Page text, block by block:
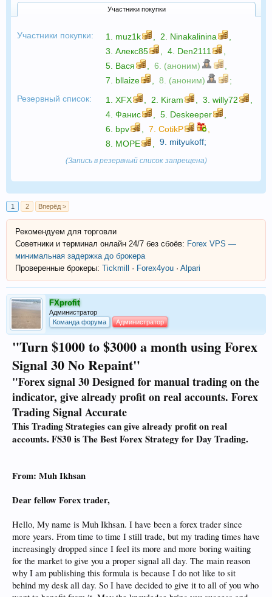
Участники покупки
Участники покупки: 1. muz1k 2. Ninakalinina
3. Алекс85 4. Den2111
5. Вася 6. (аноним)
7. bllaize 8. (аноним)
;
Резервный список:
1. XFX 2. Kiram 3. willy72
4. Фанис 5. Deskeeper
6. bpv 7. CotikP
8. МОРЕ 9. mityukoff;
(Запись в резервный список запрещена)
1 2 Вперёд >
Рекомендуем для торговли
Советники и терминал онлайн 24/7 без сбоёв: Forex VPS —
минимальная задержка до брокера
Проверенные брокеры: Tickmill · Forex4you · Alpari
FXprofit
Администратор
Команда форума
Администратор
"Turn $1000 to $3000 a month using Forex
Signal 30 No Repaint"
"Forex signal 30 Designed for manual trading on the
indicator, give already profit on real accounts. Forex
Trading Signal Accurate
This Trading Strategies can give already profit on real
accounts. FS30 is The Best Forex Strategy for Day Trading.
From: Muh Ikhsan
Dear fellow Forex trader,
Hello, My name is Muh Ikhsan. I have been a forex trader since
more years. From time to time I still trade, but my trading times have
increasingly dropped since I feel its more and more boring waiting
for the market to give you a proper signal all day. The main reason
why I am publishing this formula is because I do not like to sit
behind my desk all day. So I have decided to give it to all of you who